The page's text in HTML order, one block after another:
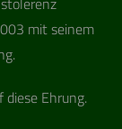
mit sei­nem
Ehrung.